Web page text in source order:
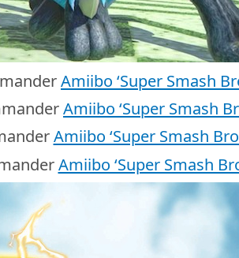
Amiibo ‘Super Smash
Amiibo ‘Super Smash
Amiibo ‘Super Smash
Amiibo ‘Super Smash